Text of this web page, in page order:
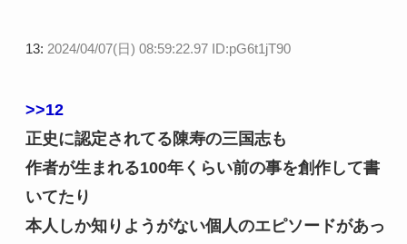
13: 2024/04/07(日) 08:59:22.97 ID:pG6t1jT90
>>12
正史に認定されてる陳寿の三国志も
作者が生まれる100年くらい前の事を創作して書
いてたり
本人しか知りようがない個人のエピソードがあっ